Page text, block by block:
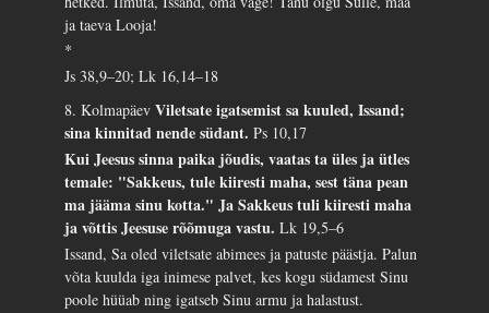
ja taeva Looja!
*
Js 38,9–20; Lk 16,14–18
8. KolmapäevViletsate igatsemist sa kuuled, Issand;
sina kinnitad nende südant.Ps 10,17
Kui Jeesus sinna paika jõudis, vaatas ta üles ja ütles
temale: "Sakkeus, tule kiiresti maha, sest täna pean
ma jääma sinu kotta." Ja Sakkeus tuli kiiresti maha
ja võttis Jeesuse rõõmuga vastu.Lk 19,5–6
Issand, Sa oled viletsate abimees ja patuste päästja. Palun
võta kuulda iga inimese palvet, kes kogu südamest Sinu
poole hüüab ning igatseb Sinu armu ja halastust.